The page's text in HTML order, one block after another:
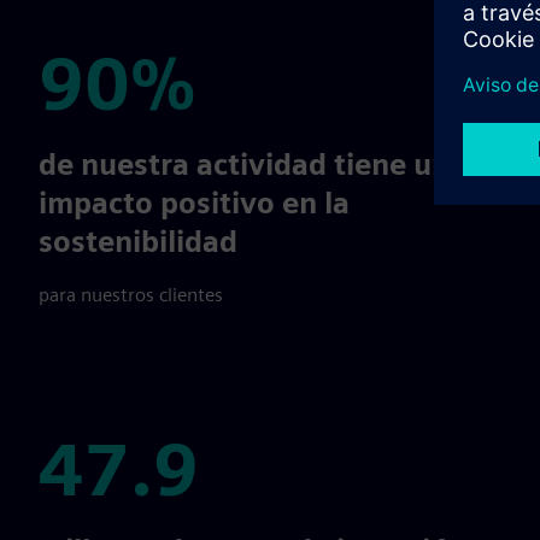
90%
90%
de nuestra actividad tiene un
impacto positivo en la
sostenibilidad
para nuestros clientes
47.9